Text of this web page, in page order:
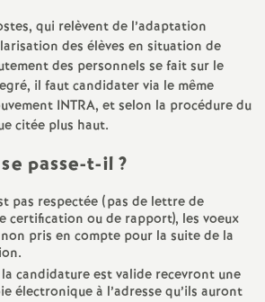
n
d
e
g
r
qui relèvent de l’adaptation
des élèves en situation de
des personnels se fait sur le
il faut candidater via le même
INTRA, et selon la procédure du
citée plus haut.
passe-t-il ?
pas respectée (pas de lettre de
certification ou de rapport), les voeux
pris en compte pour la suite de la
candidature est valide recevront une
électronique à l’adresse qu’ils auront